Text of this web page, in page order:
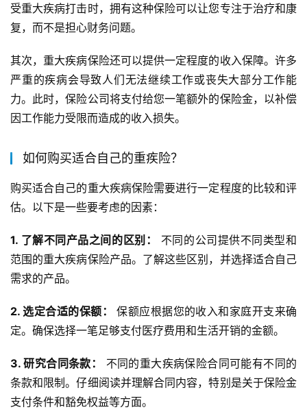
受重大疾病打击时，拥有这种保险可以让您专注于治疗和康
复，而不是担心财务问题。
其次，重大疾病保险还可以提供一定程度的收入保障。许多
严重的疾病会导致人们无法继续工作或丧失大部分工作能
力。此时，保险公司将支付给您一笔额外的保险金，以补偿
因工作能力受限而造成的收入损失。
如何购买适合自己的重疾险？
购买适合自己的重大疾病保险需要进行一定程度的比较和评
估。以下是一些要考虑的因素：
1. 了解不同产品之间的区别：
不同的公司提供不同类型和
范围的重大疾病保险产品。了解这些区别，并选择适合自己
需求的产品。
2. 选定合适的保额：
保额应根据您的收入和家庭开支来确
定。确保选择一笔足够支付医疗费用和生活开销的金额。
3. 研究合同条款：
不同的重大疾病保险合同可能有不同的
条款和限制。仔细阅读并理解合同内容，特别是关于保险金
支付条件和豁免权益等方面。